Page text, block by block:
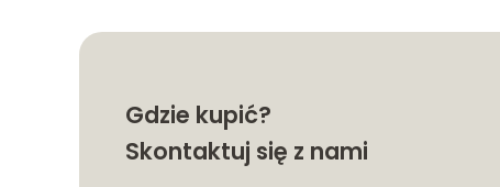
Gdzie kupić?
Skontaktuj się z nami